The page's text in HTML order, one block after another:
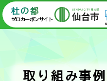
杜の都
ゼロカーボンサイト
取り組み事